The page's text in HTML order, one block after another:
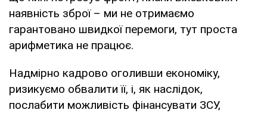
наявність зброї – ми не отримаємо
гарантовано швидкої перемоги, тут проста
арифметика не працює.
Надмірно кадрово оголивши економіку,
ризикуємо обвалити її, і, як наслідок,
послабити можливість фінансувати ЗСУ,